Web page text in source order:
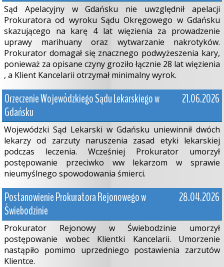
Sąd Apelacyjny w Gdańsku nie uwzględnił apelacji
Prokuratora od wyroku Sądu Okręgowego w Gdańsku
skazującego na karę 4 lat więzienia za prowadzenie
uprawy marihuany oraz wytwarzanie nakrotyków.
Prokurator domagał się znacznego podwyżeszenia kary,
ponieważ za opisane czyny groziło łącznie 28 lat więzienia
, a Klient Kancelarii otrzymał minimalny wyrok.
Orzeczenie Wojewódzkiego Sądu Lekarskiego w
Gdańsku
21.06.2026
Wojewódzki Sąd Lekarski w Gdańsku uniewinnił dwóch
lekarzy od zarzuty naruszenia zasad etyki lekarskiej
podczas leczenia. Wcześniej Prokurator umorzył
postępowanie przeciwko ww lekarzom w sprawie
nieumyślnego spowodowania śmierci.
Postanowienie Prokuratora Rejonowego w
Świebodzinie
28.04.2026
Prokurator Rejonowy w Świebodzinie umorzył
postępowanie wobec Klientki Kancelarii. Umorzenie
nastąpiło pomimo uprzedniego postawienia zarzutów
Klientce.